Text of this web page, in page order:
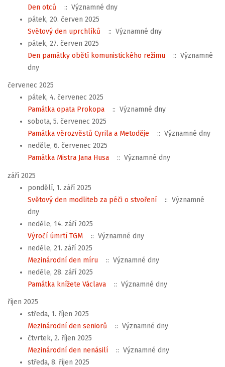
Den otců
:: Významné dny
pátek, 20. červen 2025
Světový den uprchlíků
:: Významné dny
pátek, 27. červen 2025
Den památky obětí komunistického režimu
:: Významné
dny
červenec 2025
pátek, 4. červenec 2025
Památka opata Prokopa
:: Významné dny
sobota, 5. červenec 2025
Památka věrozvěstů Cyrila a Metoděje
:: Významné dny
neděle, 6. červenec 2025
Památka Mistra Jana Husa
:: Významné dny
září 2025
pondělí, 1. září 2025
Světový den modliteb za péči o stvoření
:: Významné
dny
neděle, 14. září 2025
Výročí úmrtí TGM
:: Významné dny
neděle, 21. září 2025
Mezinárodní den míru
:: Významné dny
neděle, 28. září 2025
Památka knížete Václava
:: Významné dny
říjen 2025
středa, 1. říjen 2025
Mezinárodní den seniorů
:: Významné dny
čtvrtek, 2. říjen 2025
Mezinárodní den nenásilí
:: Významné dny
středa, 8. říjen 2025